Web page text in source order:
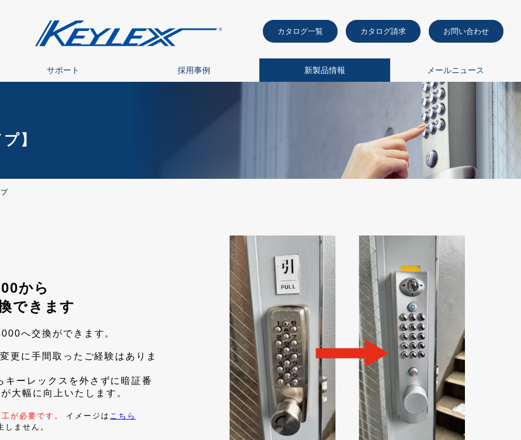
カタログ一覧 カタログ請求 お問い合わせ
サポート 採用事例 新製品情報 メールニュース
】
から
できます
へ交換ができます。
更に手間取ったご経験はありま
ーレックスを外さずに暗証番
大幅に向上いたします。
が必要です。 イメージは こちら
ません。